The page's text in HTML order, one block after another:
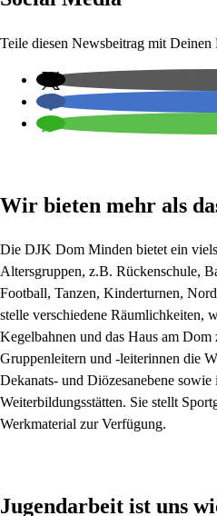
Teile diesen Newsbeitrag mit Deinen
Wir bieten mehr als
Die DJK Dom Minden bietet ein
Altersgruppen, z.B. Rückenschule,
Football, Tanzen, Kinderturnen,
stelle verschiedene Räumlichkeiten,
Kegelbahnen und das Haus am
Gruppenleitern und -leiterinnen die
Dekanats- und Diözesanebene
Weiterbildungsstätten. Sie stellt
Werkmaterial zur Verfügung.
Jugendarbeit ist uns